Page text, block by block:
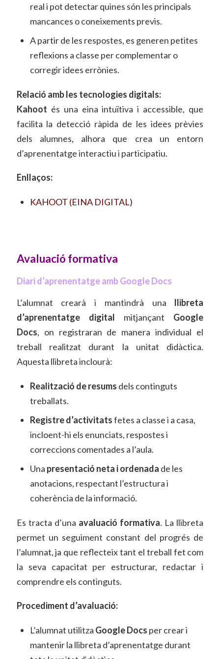
real i pot detectar quines són les principals
mancances o coneixements previs.
A partir de les respostes, es generen petites
reflexions a classe per complementar o
corregir idees errònies.
Relació amb les tecnologies digitals:
Kahoot és una eina intuïtiva i accessible, que
facilita la detecció ràpida de les idees prèvies
dels alumnes, alhora que crea un entorn
d’aprenentatge interactiu i participatiu.
Enllaços:
KAHOOT (EINA DIGITAL)
Avaluació formativa
Diari d’aprenentatge amb Google Docs
L’alumnat crearà i mantindrà una llibreta
d’aprenentatge digital mitjançant Google
Docs, on registraran de manera individual el
treball realitzat durant la unitat didàctica.
Aquesta llibreta inclourà:
Realització de resums dels continguts
treballats.
Registre d’activitatsfetes a classe i a casa,
incloent-hi els enunciats, respostes i
correccions comentades a l’aula.
Una presentació neta i ordenada de les
anotacions, respectant l’estructura i
coherència de la informació.
Es tracta d’una avaluació formativa. La llibreta
permet un seguiment constant del progrés de
l’alumnat, ja que reflecteix tant el treball fet com
la seva capacitat per estructurar, redactar i
comprendre els continguts.
Procediment d’avaluació:
L’alumnat utilitza Google Docs per crear i
mantenir la llibreta d’aprenentatge durant